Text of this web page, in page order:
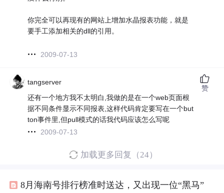
你完全可以再现有的网站上增加水晶报表功能，就是
要手工添加相关的dll的引用。
2009-07-13
tangserver
还有一个地方我不太明白,我做的是在一个web页面根
据不同条件显示不同报表,这样代码肯定要写在一个but
ton事件里,但pull模式的话我代码应该怎么写呢
2009-07-13
赞
加载更多回复（24）
8月海南号排行榜准时送达，又出现一位“黑马”